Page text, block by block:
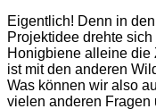
Eigentlich! Denn in
Projektidee drehte
Honigbiene alleine die
ist mit den anderen
Was können wir also
vielen anderen